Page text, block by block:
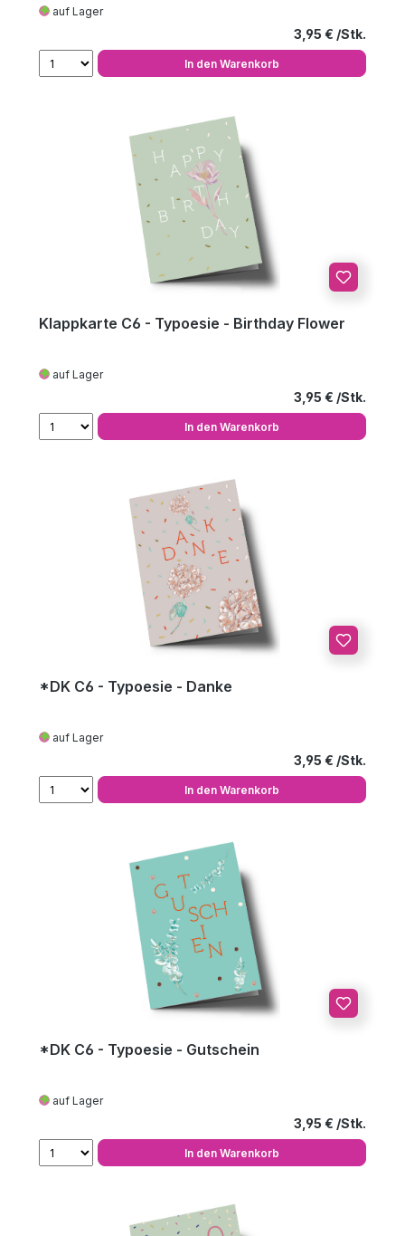
auf Lager
Regulärer
3,95 €
In den Warenkorb
Klappkarte C6 - Typoesie - Birthday Flower
auf Lager
Regulärer
3,95 €
In den Warenkorb
*DK C6 - Typoesie - Danke
auf Lager
Regulärer
3,95 €
In den Warenkorb
*DK C6 - Typoesie - Gutschein
auf Lager
Regulärer
3,95 €
In den Warenkorb